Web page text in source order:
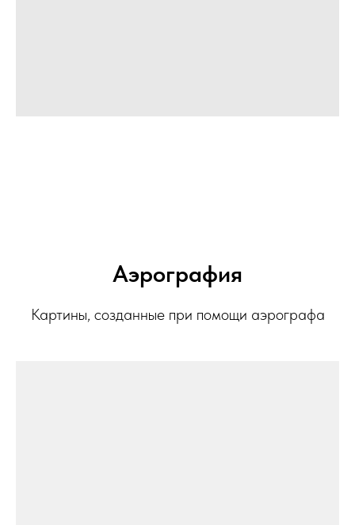
Аэрография
Картины, созданные при помощи аэрографа